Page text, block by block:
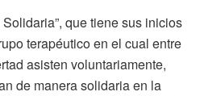
que tiene sus inicios
terapéutico en el cual entre
asisten voluntariamente,
de manera solidaria en la